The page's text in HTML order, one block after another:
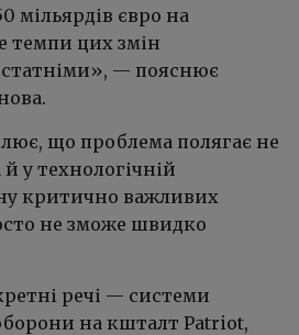
мільярдів євро на
темпи цих змін
— пояснює
що проблема полягає не
у технологічній
критично важливих
не зможе швидко
речі — системи
на кшталт Patriot,